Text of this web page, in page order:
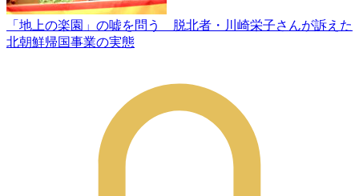
「地上の楽園」の嘘を問う 脱北者・川崎栄子さんが訴えた
北朝鮮帰国事業の実態